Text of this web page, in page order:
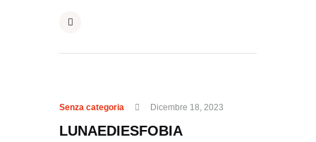
Senza categoria Dicembre 18, 2023
LUNAEDIESFOBIA